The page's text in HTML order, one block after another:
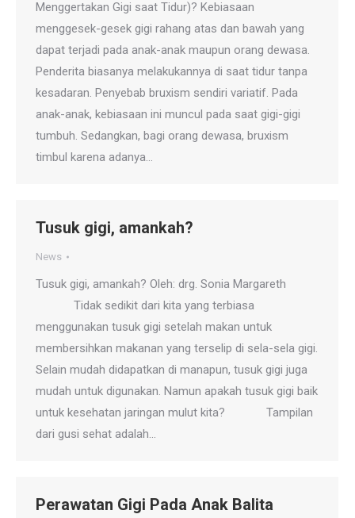
Menggertakan Gigi saat Tidur)? Kebiasaan
menggesek-gesek gigi rahang atas dan bawah yang
dapat terjadi pada anak-anak maupun orang dewasa.
Penderita biasanya melakukannya di saat tidur tanpa
kesadaran. Penyebab bruxism sendiri variatif. Pada
anak-anak, kebiasaan ini muncul pada saat gigi-gigi
tumbuh. Sedangkan, bagi orang dewasa, bruxism
timbul karena adanya…
Tusuk gigi, amankah?
News
Tusuk gigi, amankah? Oleh: drg. Sonia Margareth
Tidak sedikit dari kita yang terbiasa
menggunakan tusuk gigi setelah makan untuk
membersihkan makanan yang terselip di sela-sela gigi.
Selain mudah didapatkan di manapun, tusuk gigi juga
mudah untuk digunakan. Namun apakah tusuk gigi baik
untuk kesehatan jaringan mulut kita? Tampilan
dari gusi sehat adalah…
Perawatan Gigi Pada Anak Balita